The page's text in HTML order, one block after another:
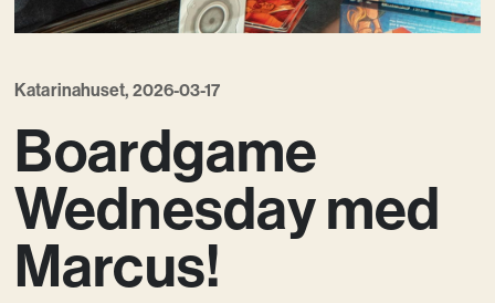
Event­lokaler
Kreativ utveckling
Vision
Kontakt
Katarinahuset, 2026-03-17
Boardgame
Wednesday med
Marcus!